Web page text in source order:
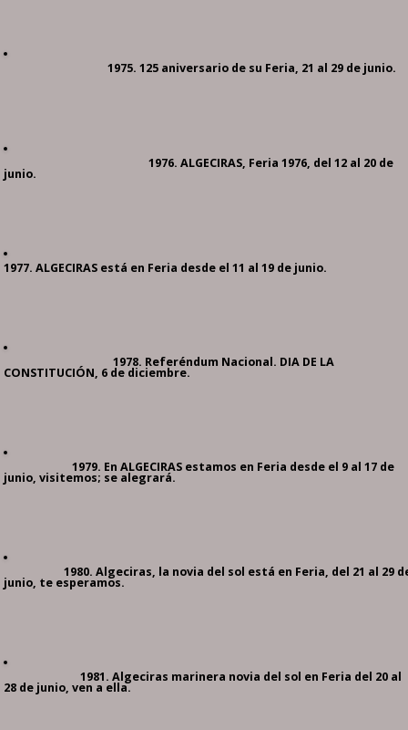
1975. 125 aniversario de su Feria, 21 al 29 de junio.
1976. ALGECIRAS, Feria 1976, del 12 al 20 de
junio.
1977. ALGECIRAS está en Feria desde el 11 al 19 de junio.
1978. Referéndum Nacional. DIA DE LA
CONSTITUCIÓN, 6 de diciembre.
1979. En ALGECIRAS estamos en Feria desde el 9 al 17 de
junio, visitemos; se alegrará.
1980. Algeciras, la novia del sol está en Feria, del 21 al 29
junio, te esperamos.
1981. Algeciras marinera novia del sol en Feria del 20 al
28 de junio, ven a ella.